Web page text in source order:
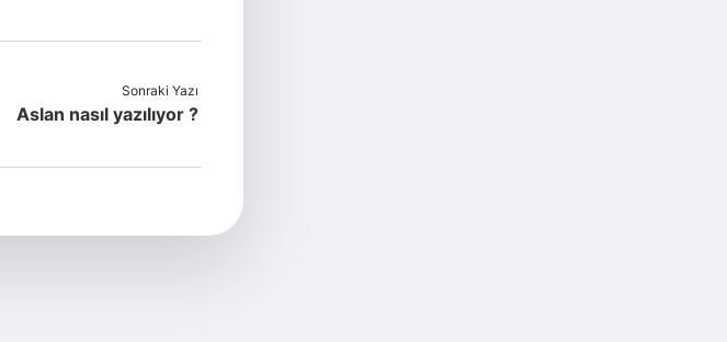
Sonraki Yazı
Aslan nasıl yazılıyor ?